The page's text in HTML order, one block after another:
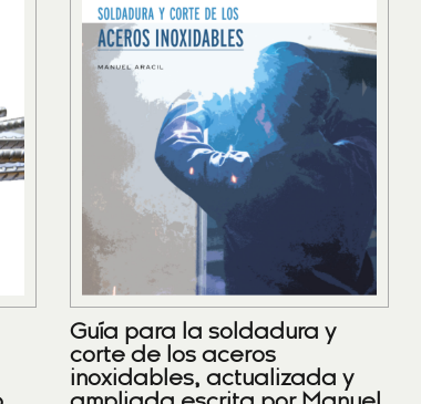
Guía para la soldadura y
corte de los aceros
inoxidables, actualizada y